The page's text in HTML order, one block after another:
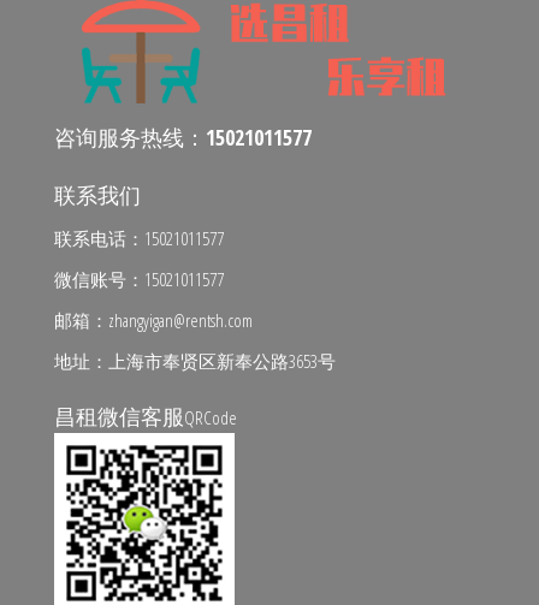
咨询服务热线： 15021011577
联系我们
联系电话：15021011577
微信账号：15021011577
邮箱：zhangyigan@rentsh.com
地址：上海市奉贤区新奉公路3653号
昌租微信客服QRCode